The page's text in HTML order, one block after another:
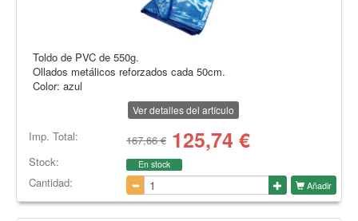
Toldo de PVC de 550g.
Ollados metálicos reforzados cada 50cm.
Color: azul
Ver detalles del artículo
Imp. Total: 167,66 € 125,74 €
Stock: En stock
Cantidad: Añadir